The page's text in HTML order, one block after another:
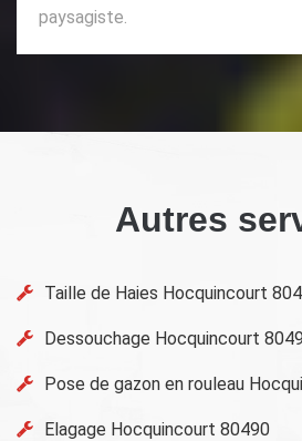
paysagiste.
Autres
Taille de Haies Hocquincourt
Dessouchage Hocquincourt
Pose de gazon en rouleau
Elagage Hocquincourt 80490